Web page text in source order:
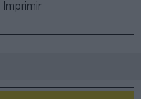
Imprimir